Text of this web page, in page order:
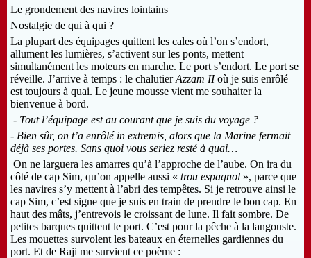
Le grondement des navires lointains
Nostalgie de qui à qui ?
La plupart des équipages quittent les cales où l’on s’endort,
allument les lumières, s’activent sur les ponts, mettent
simultanément les moteurs en marche. Le port s’endort. Le port se
réveille. J’arrive à temps : le chalutierAzzam IIoù je suis enrôlé
est toujours à quai. Le jeune mousse vient me souhaiter la
bienvenue à bord.
- Tout l’équipage est au courant que je suis du voyage ?
- Bien sûr, on t’a enrôlé in extremis, alors que la Marine fermait
déjà ses portes. Sans quoi vous seriez resté à quai…
On ne larguera les amarres qu’à l’approche de l’aube. On ira du
côté de cap Sim, qu’on appelle aussi « trou espagnol », parce que
les navires s’y mettent à l’abri des tempêtes. Si je retrouve ainsi le
cap Sim, c’est signe que je suis en train de prendre le bon cap. En
haut des mâts, j’entrevois le croissant de lune. Il fait sombre. De
petites barques quittent le port. C’est pour la pêche à la langouste.
Les mouettes survolent les bateaux en éternelles gardiennes du
port. Et de Raji me survient ce poème :